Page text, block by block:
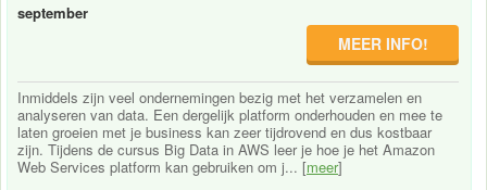
september
MEER INFO!
Inmiddels zijn veel ondernemingen bezig met het verzamelen en
analyseren van data. Een dergelijk platform onderhouden en mee te
laten groeien met je business kan zeer tijdrovend en dus kostbaar
zijn. Tijdens de cursus Big Data in AWS leer je hoe je het Amazon
Web Services platform kan gebruiken om j... [meer]